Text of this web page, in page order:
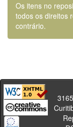
Os itens no
todos os direitos
contrário.